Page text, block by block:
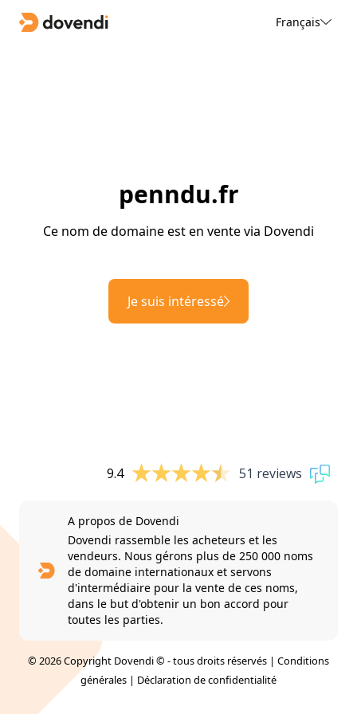
Français
penndu.fr
Ce nom de domaine est en vente via Dovendi
Je suis intéressé
9.4 51 reviews
A propos de Dovendi
Dovendi rassemble les acheteurs et les
vendeurs. Nous gérons plus de 250 000 noms
de domaine internationaux et servons
d'intermédiaire pour la vente de ces noms,
dans le but d'obtenir un bon accord pour
toutes les parties.
© 2026 Copyright Dovendi © - tous droits réservés | Conditions
générales | Déclaration de confidentialité